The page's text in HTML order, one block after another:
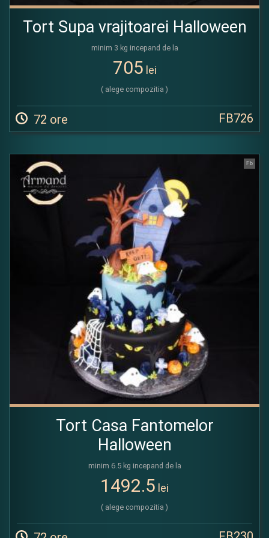
Tort Supa vrajitoarei Halloween
minim 3 kg incepand de la
705 lei
( alege compozitia )
72 ore FB726
Fb
Tort Casa Fantomelor
Halloween
minim 6.5 kg incepand de la
1492.5 lei
( alege compozitia )